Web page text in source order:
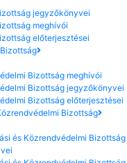
jegyzőkönyvei
meghívói
előterjesztései
Bizottság meghívói
Bizottság jegyzőkönyvei
Bizottság előterjesztései
Bizottság
és Közrendvédelmi Bizottság